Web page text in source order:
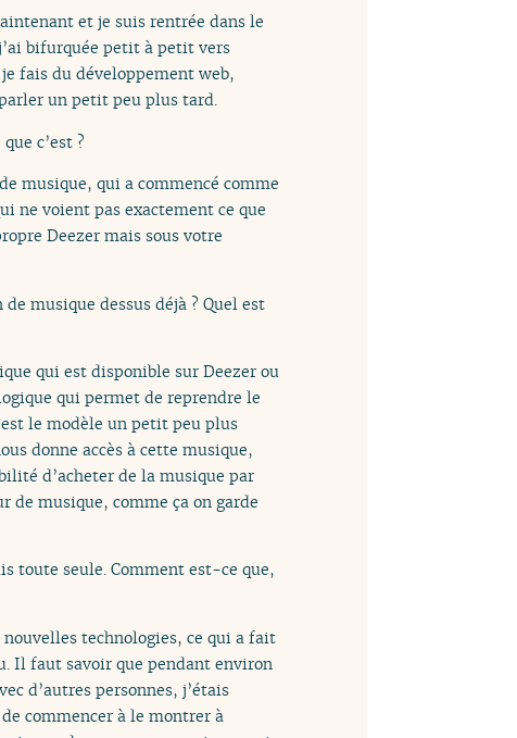
et je suis rentrée dans le
bifurquée petit à petit vers
fais du développement web,
un petit peu plus tard.
c’est ?
musique, qui a commencé comme
ne voient pas exactement ce que
Deezer mais sous votre
musique dessus déjà ? Quel est
qui est disponible sur Deezer ou
qui permet de reprendre le
le modèle un petit peu plus
donne accès à cette musique,
d’acheter de la musique par
de musique, comme ça on garde
toute seule. Comment est-ce que,
technologies, ce qui a fait
Il faut savoir que pendant environ
d’autres personnes, j’étais
commencer à le montrer à